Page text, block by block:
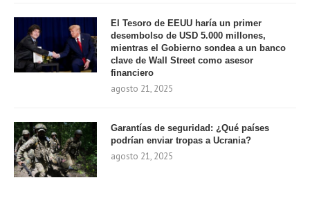
El Tesoro de EEUU haría un primer
desembolso de USD 5.000 millones,
mientras el Gobierno sondea a un banco
clave de Wall Street como asesor
financiero
agosto 21, 2025
Garantías de seguridad: ¿Qué países
podrían enviar tropas a Ucrania?
agosto 21, 2025